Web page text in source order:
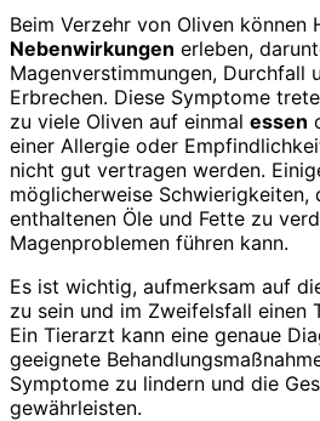
Beim Verzehr von Oliven können
Nebenwirkungen erleben,
Magenverstimmungen, Durchfall
Erbrechen. Diese Symptome
zu viele Oliven auf einmal essen
einer Allergie oder
nicht gut vertragen werden.
möglicherweise Schwierigkeiten,
enthaltenen Öle und Fette zu
Magenproblemen führen kann.
Es ist wichtig, aufmerksam auf
zu sein und im Zweifelsfall einen
Ein Tierarzt kann eine genaue
geeignete
Symptome zu lindern und die
gewährleisten.